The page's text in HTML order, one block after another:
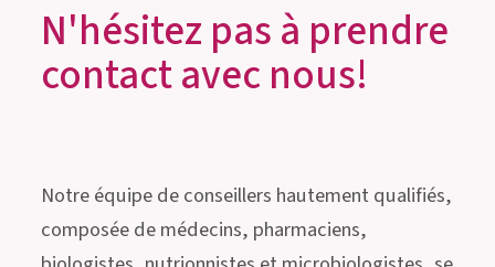
N'hésitez pas à prendre
contact avec nous!
Notre équipe de conseillers hautement qualifiés,
composée de médecins, pharmaciens,